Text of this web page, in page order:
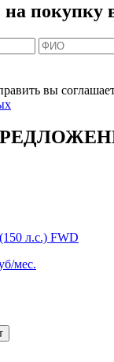
покупку
вы
л.с.) FWD
мес.